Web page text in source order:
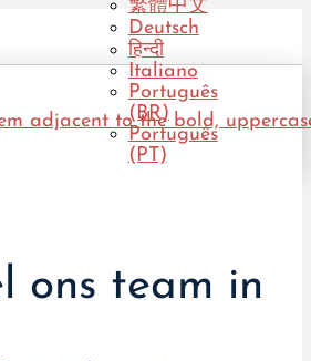
繁體中文
Deutsch
हिन्दी
Italiano
Português
(BR)
Português
(PT)
ons team in